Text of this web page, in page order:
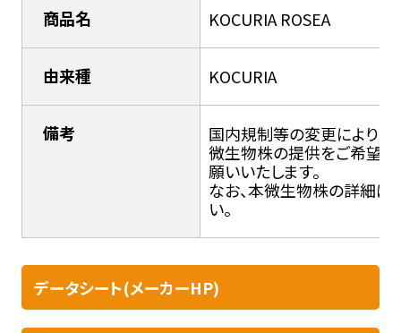
商品名 KOCURIA ROSEA
由来種 KOCURIA
備考
国内規制等の変更により輸
微生物株の提供をご希望の
願いいたします。
なお、本微生物株の詳細に
い。
データシート(メーカーHP)